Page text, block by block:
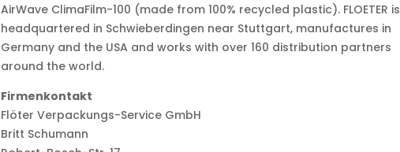
AirWave ClimaFilm-100 (made from 100% recycled plastic). FLOETER is
headquartered in Schwieberdingen near Stuttgart, manufactures in
Germany and the USA and works with over 160 distribution partners
around the world.
Firmenkontakt
Flöter Verpackungs-Service GmbH
Britt Schumann